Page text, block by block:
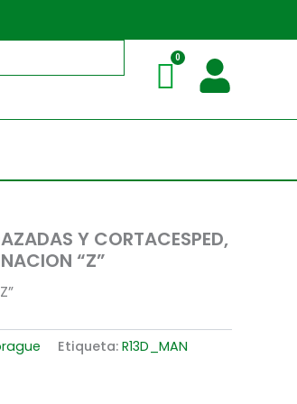
Y CORTACESPED,
“Z”
Etiqueta: R13D_MAN